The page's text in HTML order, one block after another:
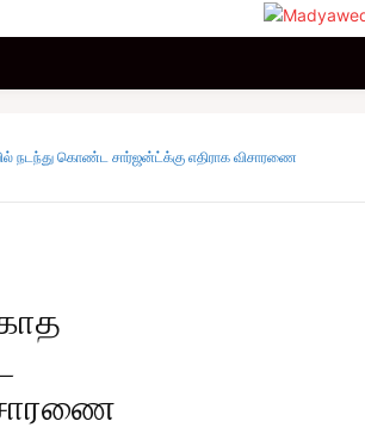
நடந்து கொண்ட சார்ஜன்ட்க்கு எதிராக விசாரணை